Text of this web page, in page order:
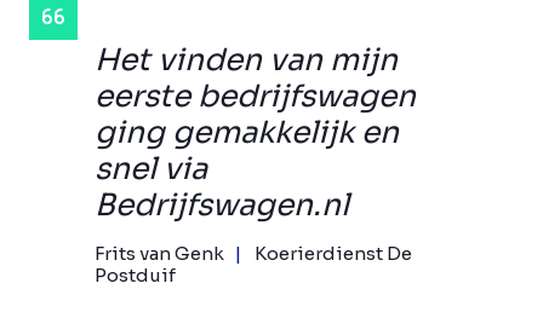
Het vinden van mijn
eerste bedrijfswagen
ging gemakkelijk en
snel via
Bedrijfswagen.nl
Frits van Genk
Koerierdienst De
Postduif